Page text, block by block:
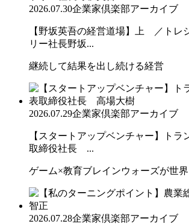
2026.07.30企業家倶楽部アーカイブ
【野坂英吾の経営道場】上 ／トレ
リー社長野坂...
継続して結果を出し続ける経営
2026.07.29企業家倶楽部アーカイブ
【スタートアップベンチャー】トラ
取締役社長 ...
ゲーム×教育ブレインウォーズが世
2026.07.28企業家倶楽部アーカイブ